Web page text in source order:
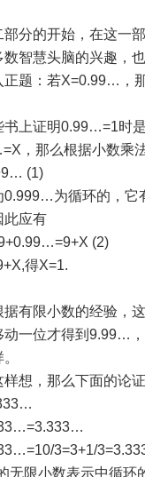
部分的开始，在这一
数智慧头脑的兴趣，
正题：若X=0.99…，
书上证明0.99…=1时
，那么根据小数乘
(1)
0.999…为循环的，它
此应有
(2)
得X=1.
据有限小数的经验，
动一位才得到9.99…
样想，那么下面的论
3=3+1/
无限小数表示中循环